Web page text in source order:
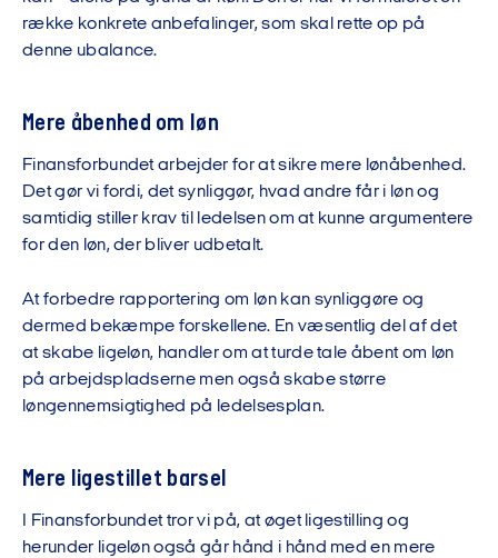
række konkrete anbefalinger, som skal rette op på
denne ubalance.
Mere åbenhed om løn
Finansforbundet arbejder for at sikre mere lønåbenhed.
Det gør vi fordi, det synliggør, hvad andre får i løn og
samtidig stiller krav til ledelsen om at kunne argumentere
for den løn, der bliver udbetalt.
At forbedre rapportering om løn kan synliggøre og
dermed bekæmpe forskellene. En væsentlig del af det
at skabe ligeløn, handler om at turde tale åbent om løn
på arbejdspladserne men også skabe større
løngennemsigtighed på ledelsesplan.
Mere ligestillet barsel
I Finansforbundet tror vi på, at øget ligestilling og
herunder ligeløn også går hånd i hånd med en mere